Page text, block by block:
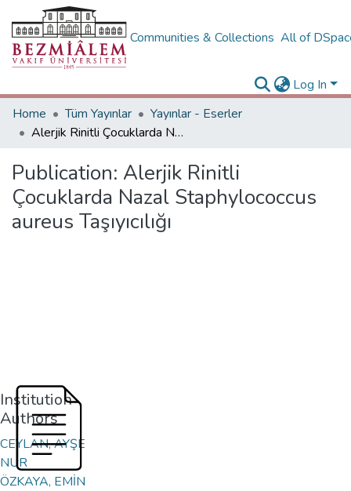
Communities & Collections All of
Log In
Home
Tüm Yayınlar
Yayınlar - Eserler
Alerjik Rinitli Çocuklarda Nazal Staphylococcus aureus Taşıyıcılığı
Publication: Alerjik Rinitli
Çocuklarda Nazal Staphylococcus
aureus Taşıyıcılığı
Institution
Authors
CEYLAN, AYŞE
NUR
ÖZKAYA, EMİN